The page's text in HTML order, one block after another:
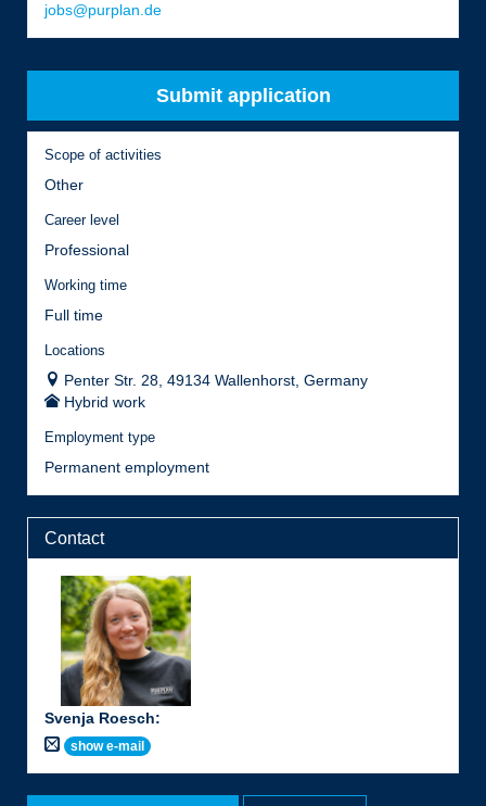
jobs@purplan.de
Submit application
Scope of activities
Other
Career level
Professional
Working time
Full time
Locations
Penter Str. 28, 49134 Wallenhorst, Germany
Hybrid work
Employment type
Permanent employment
Contact
Svenja Roesch:
show e-mail